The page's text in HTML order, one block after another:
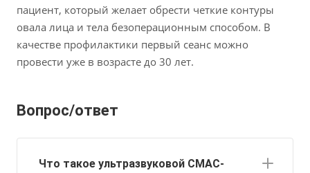
пациент, который желает обрести четкие контуры
овала лица и тела безоперационным способом. В
качестве профилактики первый сеанс можно
провести уже в возрасте до 30 лет.
Вопрос/ответ
Что такое ультразвуковой СМАС-